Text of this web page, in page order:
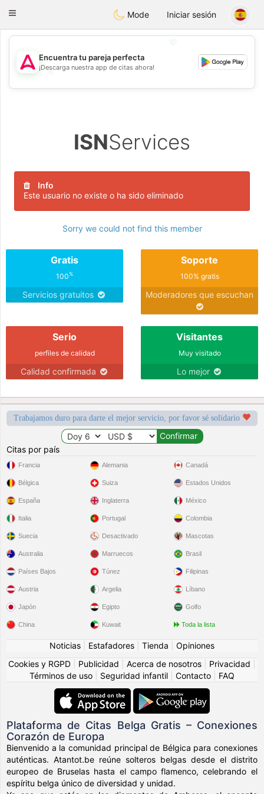
Tantôt
Toggle
Mode Iniciar sesión
💖
💕
Encuentra tu pareja perfecta
¡Descarga nuestra app de citas ahora!
ISNServices
Info
Este usuario no existe o ha sido eliminado
Sorry we could not find this member
Gratis
100%
Servicios gratuitos
Soporte
100% gratis
Moderadores que escuchan
Serio
perfiles de calidad
Calidad confirmada
Visitantes
Muy visitado
Lo mejor
Trabajamos duro para darte el mejor servicio, por favor sé solidario
Citas por país
Francia
Bélgica
España
Italia
Suecia
Alemania
Suiza
Inglaterra
Portugal
Desactivado
Canadá
Estados Unidos
México
Colombia
Mascotas
Australia
Países Bajos
Austria
Japón
China
Marruecos
Túnez
Argelia
Egipto
Kuwait
Brasil
Filipinas
Líbano
Golfo
Toda la lista
Noticias Estafadores Tienda
Opiniones
Cookies y RGPD
Publicidad Acerca de nosotros Privacidad
Términos de uso
Seguridad infantil Contacto FAQ
Plataforma de Citas Belga Gratis – Conexiones
Corazón de Europa
Bienvenido a la comunidad principal de Bélgica para conexiones
auténticas. Atantot.be reúne solteros belgas desde el distrito
europeo de Bruselas hasta el campo flamenco, celebrando el
espíritu belga único de diversidad y unidad.